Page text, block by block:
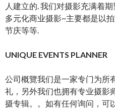
人建立的. 我们对摄影充满着
多元化商业摄影~主要都是以
节庆等等.
UNIQUE EVENTS PLANNER
公司概覽我们是一家专门为所
礼，另外我们也拥有专业摄影
摄专辑。。如有任何询问，可